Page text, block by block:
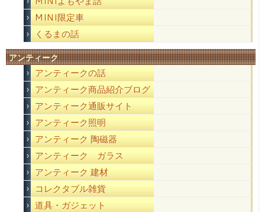
MINI限定車
くるまの話
アンティーク
アンティークの話
アンティーク商品紹介ブログ
アンティーク通販サイト
アンティーク照明
アンティーク 陶磁器
アンティーク ガラス
アンティーク 建材
コレクタブル雑貨
道具・ガジェット